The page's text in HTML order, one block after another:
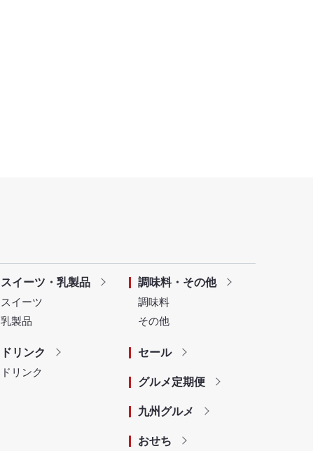
スイーツ・乳製品
スイーツ
乳製品
ドリンク
ドリンク
調味料・その他
調味料
その他
セール
グルメ定期便
九州グルメ
おせち